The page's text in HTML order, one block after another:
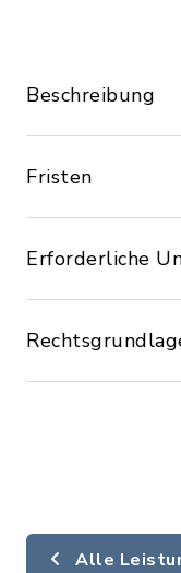
Beschreibung
Fristen
Erforderliche
Alle